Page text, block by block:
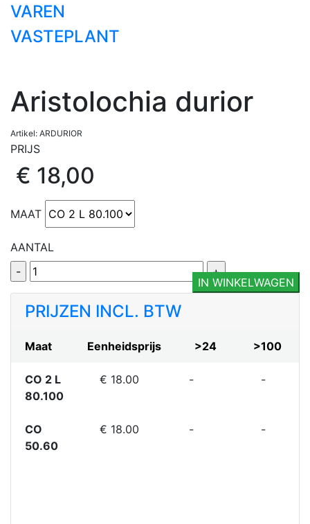
VAREN
VASTEPLANT
Aristolochia durior
Artikel: ARDURIOR
PRIJS
€ 18,00
MAAT
AANTAL
IN WINKELWAGEN
PRIJZEN INCL. BTW
Maat Eenheidsprijs >24 >100
CO 2 L
80.100
€ 18.00 - -
CO
50.60
€ 18.00 - -